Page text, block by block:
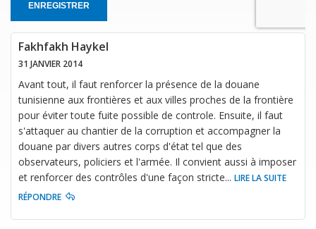
ENREGISTRER
Fakhfakh Haykel
31 JANVIER 2014
Avant tout, il faut renforcer la présence de la douane
tunisienne aux frontières et aux villes proches de la frontière
pour éviter toute fuite possible de controle. Ensuite, il faut
s'attaquer au chantier de la corruption et accompagner la
douane par divers autres corps d'état tel que des
observateurs, policiers et l'armée. Il convient aussi à imposer
et renforcer des contrôles d'une façon stricte... LIRE LA SUITE
RÉPONDRE